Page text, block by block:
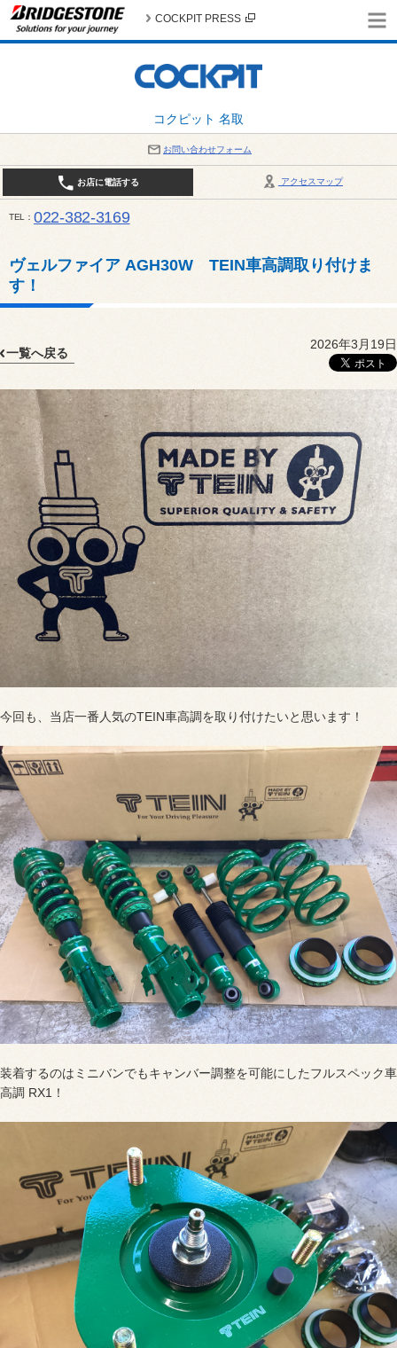
コクピット 名取
COCKPIT PRESS
お問い合わせフォーム
アクセスマップ
お店に電話する
TEL 022-382-3169
ヴェルファイア AGH30W TEIN車高調取り付けま
す！
一覧へ戻る
2026年3月19日
今回も、当店一番人気のTEIN車高調を取り付けたいと思います！
装着するのはミニバンでもキャンバー調整を可能にしたフルスペック車
高調 RX1！